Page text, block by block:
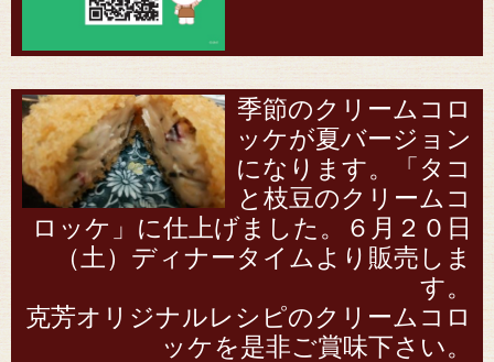
季節のクリームコロ
ッケが夏バージョン
になります。「タコ
と枝豆のクリームコ
ロッケ」に仕上げました。６月２０日
（土）ディナータイムより販売しま
す。
克芳オリジナルレシピのクリームコロ
ッケを是非ご賞味下さい。